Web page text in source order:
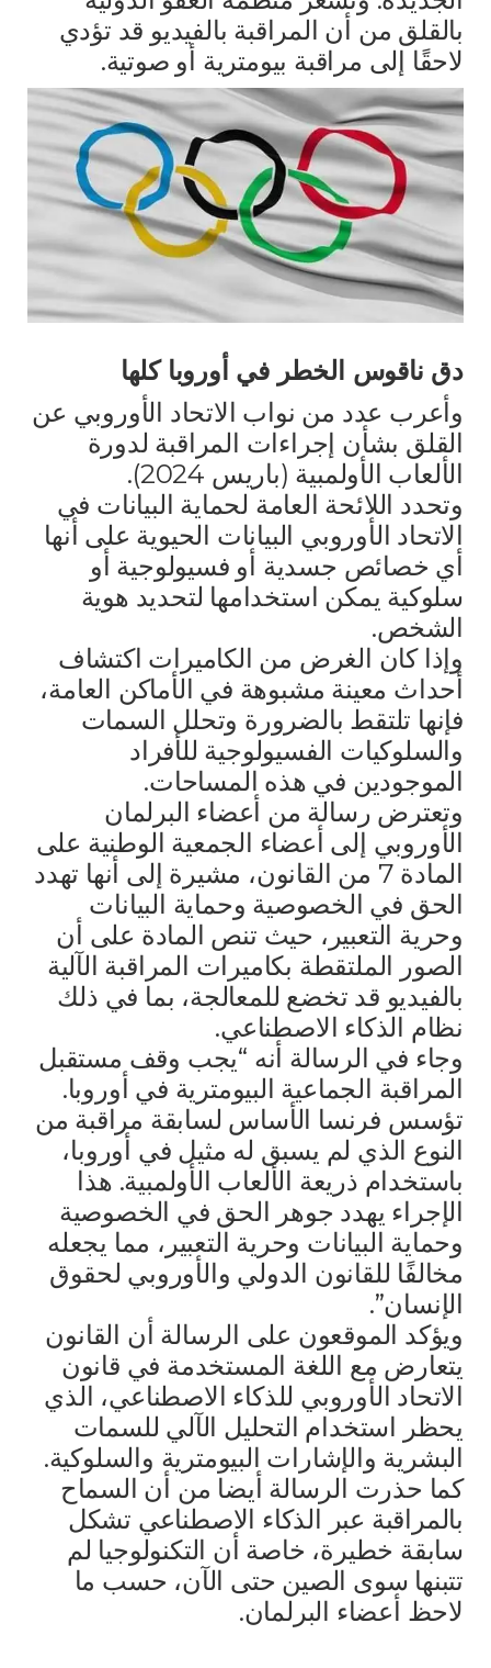
بالقلق من أن المراقبة بالفيديو قد تؤدي
لاحقًا إلى مراقبة بيومترية أو صوتية.
دق ناقوس الخطر في أوروبا كلها
وأعرب عدد من نواب الاتحاد الأوروبي عن
القلق بشأن إجراءات المراقبة لدورة
الألعاب الأولمبية (باريس 2024).
وتحدد اللائحة العامة لحماية البيانات في
الاتحاد الأوروبي البيانات الحيوية على أنها
أي خصائص جسدية أو فسيولوجية أو
سلوكية يمكن استخدامها لتحديد هوية
الشخص.
وإذا كان الغرض من الكاميرات اكتشاف
أحداث معينة مشبوهة في الأماكن العامة،
فإنها تلتقط بالضرورة وتحلل السمات
والسلوكيات الفسيولوجية للأفراد
الموجودين في هذه المساحات.
وتعترض رسالة من أعضاء البرلمان
الأوروبي إلى أعضاء الجمعية الوطنية على
المادة 7 من القانون، مشيرة إلى أنها تهدد
الحق في الخصوصية وحماية البيانات
وحرية التعبير، حيث تنص المادة على أن
الصور الملتقطة بكاميرات المراقبة الآلية
بالفيديو قد تخضع للمعالجة، بما في ذلك
نظام الذكاء الاصطناعي.
وجاء في الرسالة أنه “يجب وقف مستقبل
المراقبة الجماعية البيومترية في أوروبا.
تؤسس فرنسا الأساس لسابقة مراقبة من
النوع الذي لم يسبق له مثيل في أوروبا،
باستخدام ذريعة الألعاب الأولمبية. هذا
الإجراء يهدد جوهر الحق في الخصوصية
وحماية البيانات وحرية التعبير، مما يجعله
مخالفًا للقانون الدولي والأوروبي لحقوق
الإنسان”.
ويؤكد الموقعون على الرسالة أن القانون
يتعارض مع اللغة المستخدمة في قانون
الاتحاد الأوروبي للذكاء الاصطناعي، الذي
يحظر استخدام التحليل الآلي للسمات
البشرية والإشارات البيومترية والسلوكية.
كما حذرت الرسالة أيضا من أن السماح
بالمراقبة عبر الذكاء الاصطناعي تشكل
سابقة خطيرة، خاصة أن التكنولوجيا لم
تتبنها سوى الصين حتى الآن، حسب ما
لاحظ أعضاء البرلمان.